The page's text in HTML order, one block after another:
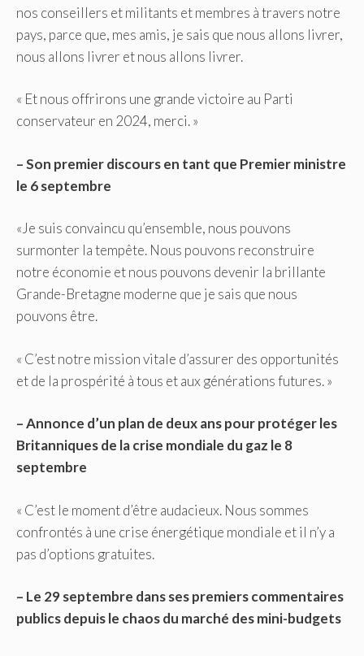
nos conseillers et militants et membres à travers notre
pays, parce que, mes amis, je sais que nous allons livrer,
nous allons livrer et nous allons livrer.
« Et nous offrirons une grande victoire au Parti
conservateur en 2024, merci. »
– Son premier discours en tant que Premier ministre
le 6 septembre
«Je suis convaincu qu’ensemble, nous pouvons
surmonter la tempête. Nous pouvons reconstruire
notre économie et nous pouvons devenir la brillante
Grande-Bretagne moderne que je sais que nous
pouvons être.
« C’est notre mission vitale d’assurer des opportunités
et de la prospérité à tous et aux générations futures. »
– Annonce d’un plan de deux ans pour protéger les
Britanniques de la crise mondiale du gaz le 8
septembre
« C’est le moment d’être audacieux. Nous sommes
confrontés à une crise énergétique mondiale et il n’y a
pas d’options gratuites.
– Le 29 septembre dans ses premiers commentaires
publics depuis le chaos du marché des mini-budgets